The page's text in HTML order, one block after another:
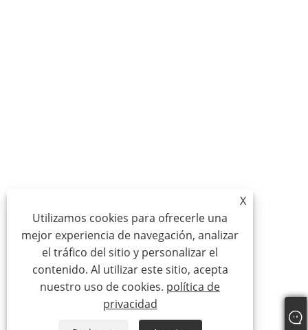
X
Utilizamos cookies para ofrecerle una
mejor experiencia de navegación, analizar
el tráfico del sitio y personalizar el
contenido. Al utilizar este sitio, acepta
nuestro uso de cookies. política de
privacidad